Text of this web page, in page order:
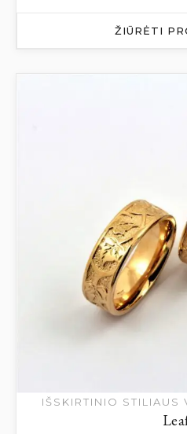
ŽIŪRĖTI
IŠSKIRTINIO STILIAUS